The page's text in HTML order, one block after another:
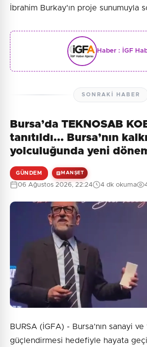
İbrahim Burkay'ın proje sunumuyla
Haber : İGF
SONRAKI HABER
Bursa’da TEKNOSAB
tanıtıldı... Bursa’nın
yolculuğunda yeni
GÜNDEM MANŞET
06 Ağustos 2026, 22:24 4 dk okuma
BURSA (İGFA) - Bursa’nın sanayi ve
güçlendirmesi hedefiyle hayata